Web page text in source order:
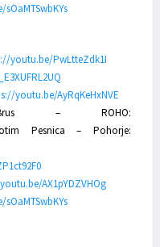
youtu.be/PwLtteZdk1I
youtu.be/AyRqKeHxNVE
Brus – ROHO:
Pesnica – Pohorje:
AX1pYDZVHOg